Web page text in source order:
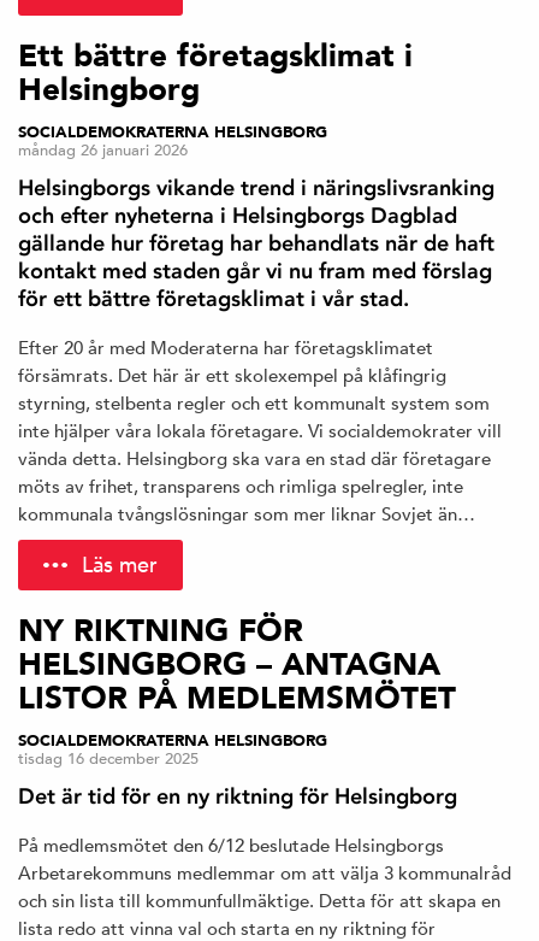
Ett bättre företagsklimat i
Helsingborg
SOCIALDEMOKRATERNA HELSINGBORG
måndag 26 januari 2026
Helsingborgs vikande trend i näringslivsranking
och efter nyheterna i Helsingborgs Dagblad
gällande hur företag har behandlats när de haft
kontakt med staden går vi nu fram med förslag
för ett bättre företagsklimat i vår stad.
Efter 20 år med Moderaterna har företagsklimatet
försämrats. Det här är ett skolexempel på klåfingrig
styrning, stelbenta regler och ett kommunalt system som
inte hjälper våra lokala företagare. Vi socialdemokrater vill
vända detta. Helsingborg ska vara en stad där företagare
möts av frihet, transparens och rimliga spelregler, inte
kommunala tvångslösningar som mer liknar Sovjet än…
Läs mer
NY RIKTNING FÖR
HELSINGBORG – ANTAGNA
LISTOR PÅ MEDLEMSMÖTET
SOCIALDEMOKRATERNA HELSINGBORG
tisdag 16 december 2025
Det är tid för en ny riktning för Helsingborg
På medlemsmötet den 6/12 beslutade Helsingborgs
Arbetarekommuns medlemmar om att välja 3 kommunalråd
och sin lista till kommunfullmäktige. Detta för att skapa en
lista redo att vinna val och starta en ny riktning för